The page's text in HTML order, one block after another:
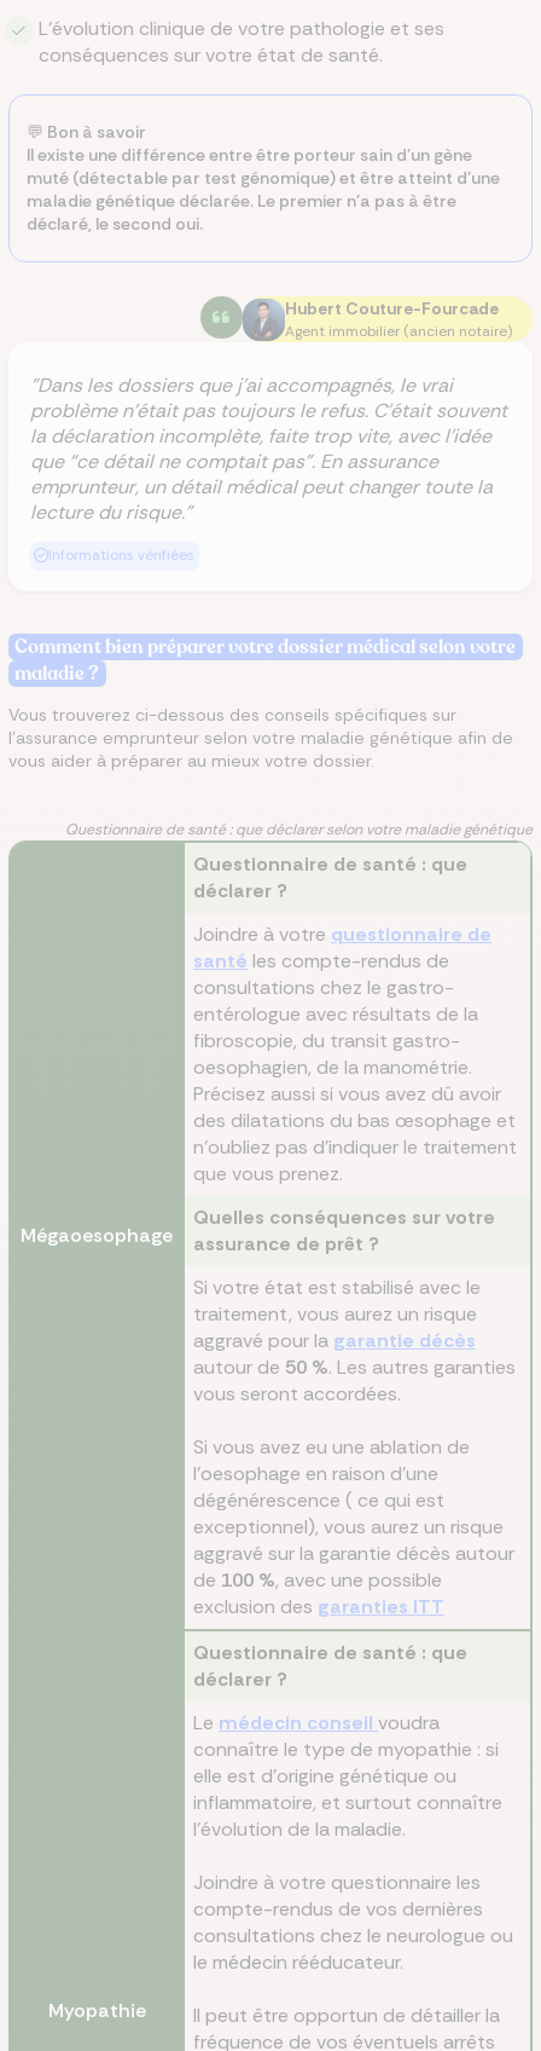
L'évolution clinique de votre pathologie et ses
conséquences sur votre état de santé.
💬 Bon à savoir
Il existe une différence entre être porteur sain d'un gène
muté (détectable par test génomique) et être atteint d'une
maladie génétique déclarée. Le premier n'a pas à être
déclaré, le second oui.
Hubert Couture-Fourcade
Agent immobilier (ancien notaire)
"Dans les dossiers que j’ai accompagnés, le vrai
problème n’était pas toujours le refus. C’était souvent
la déclaration incomplète, faite trop vite, avec l’idée
que “ce détail ne comptait pas”. En assurance
emprunteur, un détail médical peut changer toute la
lecture du risque."
Informations vérifiées
Comment bien préparer votre dossier médical selon votre
maladie ?
Vous trouverez ci-dessous des conseils spécifiques sur
l'assurance emprunteur selon votre maladie génétique afin de
vous aider à préparer au mieux votre dossier.
Questionnaire de santé : que déclarer selon votre maladie génétique
Mégaoesophage
Questionnaire de santé : que
déclarer ?
Joindre à votre questionnaire de
santé les compte-rendus de
consultations chez le gastro-
entérologue avec résultats de la
fibroscopie, du transit gastro-
oesophagien, de la manométrie.
Précisez aussi si vous avez dû avoir
des dilatations du bas œsophage et
n’oubliez pas d’indiquer le traitement
que vous prenez.
Quelles conséquences sur votre
assurance de prêt ?
Si votre état est stabilisé avec le
traitement, vous aurez un risque
aggravé pour la garantie décès
autour de 50 %. Les autres garanties
vous seront accordées.
Si vous avez eu une ablation de
l’oesophage en raison d’une
dégénérescence ( ce qui est
exceptionnel), vous aurez un risque
aggravé sur la garantie décès autour
de 100 %, avec une possible
exclusion des garanties ITT
Myopathie
Questionnaire de santé : que
déclarer ?
Le médecin conseil voudra
connaître le type de myopathie : si
elle est d’origine génétique ou
inflammatoire, et surtout connaître
l’évolution de la maladie.
Joindre à votre questionnaire les
compte-rendus de vos dernières
consultations chez le neurologue ou
le médecin rééducateur.
Il peut être opportun de détailler la
fréquence de vos éventuels arrêts